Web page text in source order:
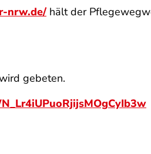
nrw.de/hält der
gebeten.